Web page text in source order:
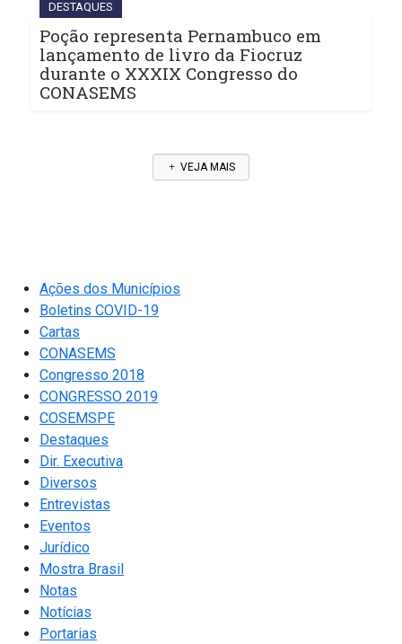
DESTAQUES
Poção representa Pernambuco em
lançamento de livro da Fiocruz
durante o XXXIX Congresso do
CONASEMS
VEJA MAIS
Ações dos Municípios
Boletins COVID-19
Cartas
CONASEMS
Congresso 2018
CONGRESSO 2019
COSEMSPE
Destaques
Dir. Executiva
Diversos
Entrevistas
Eventos
Jurídico
Mostra Brasil
Notas
Notícias
Portarias